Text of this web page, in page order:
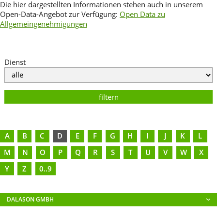
Die hier dargestellten Informationen stehen auch in unserem
Open-Data-Angebot zur Verfügung: Open Data zu
Allgemeingenehmigungen
Dienst
filtern
A B C D E F G H I J K
L
M
N O P Q R S T U V W
X
Y
Z 0..9
DALASON GMBH